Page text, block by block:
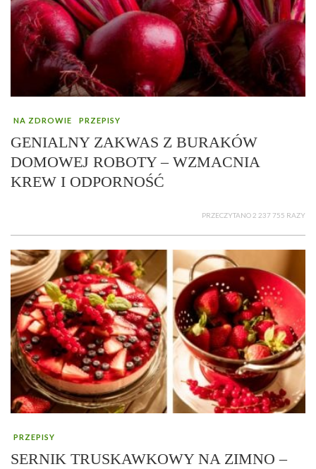
NA ZDROWIE PRZEPISY
GENIALNY ZAKWAS Z BURAKÓW
DOMOWEJ ROBOTY – WZMACNIA
KREW I ODPORNOŚĆ
PRZECZYTANO 2 237 755 RAZY
PRZEPISY
SERNIK TRUSKAWKOWY NA ZIMNO –